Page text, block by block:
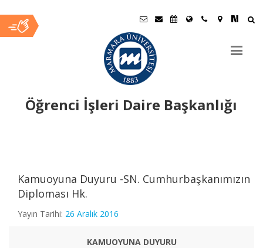
Öğrenci İşleri Daire Başkanlığı
İçerikKamuoyuna Duyuru -SN. Cumhurbaşkanımızın
Diploması Hk.
Yayın Tarihi: 26 Aralık 2016
KAMUOYUNA DUYURU